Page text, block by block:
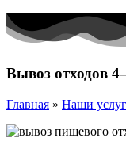
Вывоз отходов
Главная » Наши